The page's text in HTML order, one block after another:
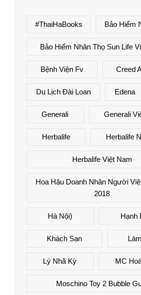
#ThaiHaBooks Bảo Hiểm
Bảo Hiểm Nhân Thọ Sun Life
Bệnh Viện Fv Creed
Du Lịch Đài Loan Edena
Generali Generali
Herbalife Herbalife
Herbalife Việt Nam
Hoa Hậu Doanh Nhân Người
2018
Hà Nội) Hạnh
Khách Sạn
Lý Nhã Kỳ MC
Moschino Toy 2 Bubble